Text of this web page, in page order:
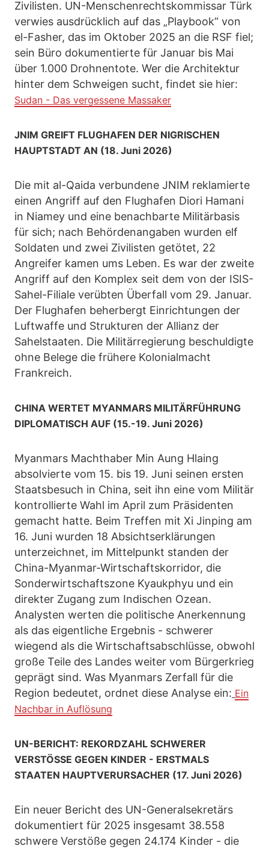
Zivilisten. UN-Menschenrechtskommissar Türk
verwies ausdrücklich auf das „Playbook“ von
el-Fasher, das im Oktober 2025 an die RSF fiel;
sein Büro dokumentierte für Januar bis Mai
über 1.000 Drohnentote. Wer die Architektur
hinter dem Schweigen sucht, findet sie hier:
Sudan - Das vergessene Massaker
JNIM GREIFT FLUGHAFEN DER NIGRISCHEN
HAUPTSTADT AN (18. Juni 2026)
Die mit al-Qaida verbundene JNIM reklamierte
einen Angriff auf den Flughafen Diori Hamani
in Niamey und eine benachbarte Militärbasis
für sich; nach Behördenangaben wurden elf
Soldaten und zwei Zivilisten getötet, 22
Angreifer kamen ums Leben. Es war der zweite
Angriff auf den Komplex seit dem von der ISIS-
Sahel-Filiale verübten Überfall vom 29. Januar.
Der Flughafen beherbergt Einrichtungen der
Luftwaffe und Strukturen der Allianz der
Sahelstaaten. Die Militärregierung beschuldigte
ohne Belege die frühere Kolonialmacht
Frankreich.
CHINA WERTET MYANMARS MILITÄRFÜHRUNG
DIPLOMATISCH AUF (15.-19. Juni 2026)
Myanmars Machthaber Min Aung Hlaing
absolvierte vom 15. bis 19. Juni seinen ersten
Staatsbesuch in China, seit ihn eine vom Militär
kontrollierte Wahl im April zum Präsidenten
gemacht hatte. Beim Treffen mit Xi Jinping am
16. Juni wurden 18 Absichtserklärungen
unterzeichnet, im Mittelpunkt standen der
China-Myanmar-Wirtschaftskorridor, die
Sonderwirtschaftszone Kyaukphyu und ein
direkter Zugang zum Indischen Ozean.
Analysten werten die politische Anerkennung
als das eigentliche Ergebnis - schwerer
wiegend als die Wirtschaftsabschlüsse, obwohl
große Teile des Landes weiter vom Bürgerkrieg
geprägt sind. Was Myanmars Zerfall für die
Region bedeutet, ordnet diese Analyse ein: Ein
Nachbar in Auflösung
UN-BERICHT: REKORDZAHL SCHWERER
VERSTÖSSE GEGEN KINDER - ERSTMALS
STAATEN HAUPTVERURSACHER (17. Juni 2026)
Ein neuer Bericht des UN-Generalsekretärs
dokumentiert für 2025 insgesamt 38.558
schwere Verstöße gegen 24.174 Kinder - die